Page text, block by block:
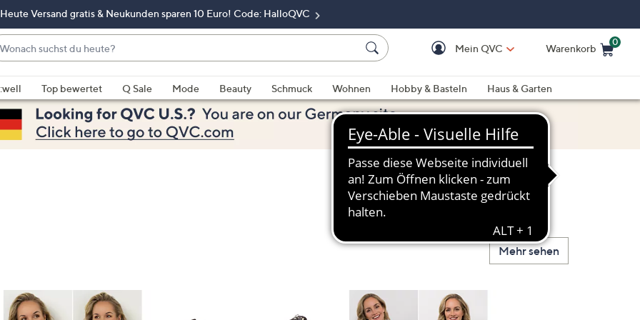
Heute Versand gratis & Neukunden sparen 10 Euro! Code: HalloQVC
Mein QVC Warenkorb
0
Top bewertet Q Sale Mode Beauty Schmuck Wohnen Hobby & Basteln
Haus & Garten
Mehr sehen